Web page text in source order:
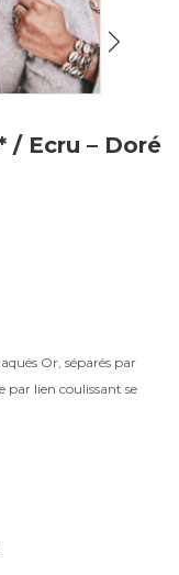
/ Ecru – Doré
Or, séparés par
par lien coulissant se